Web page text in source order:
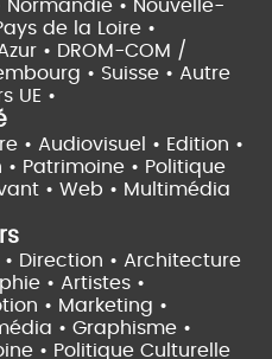
Normandie • Nouvelle-
de la Loire •
• DROM-COM /
• Suisse • Autre
UE •
• Audiovisuel • Edition •
• Patrimoine • Politique
• Web • Multimédia
Direction • Architecture
• Artistes •
• Marketing •
• Graphisme •
• Politique Culturelle